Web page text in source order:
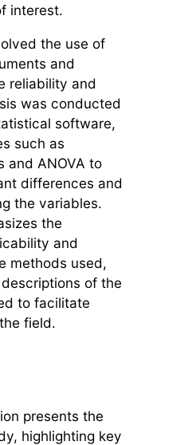
interest.
the use of
and
reliability and
was conducted
software,
such as
and ANOVA to
differences and
the variables.
the
and
methods used,
of the
to facilitate
field.
presents the
highlighting key